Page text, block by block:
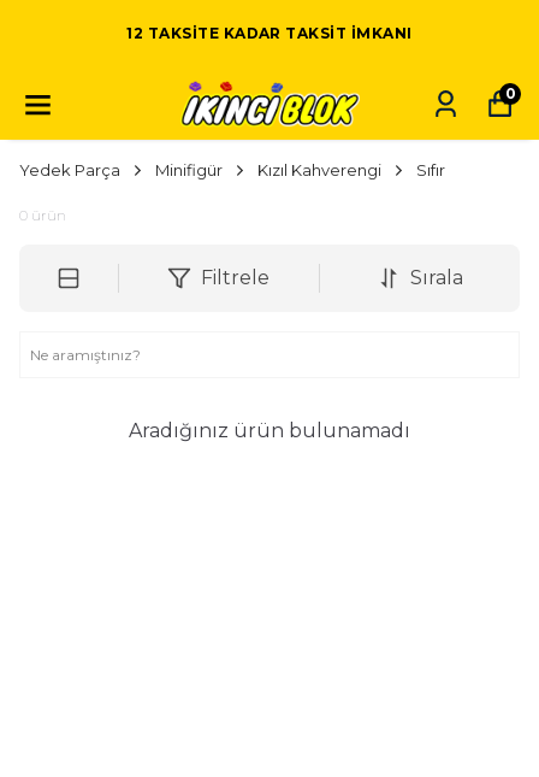
12 TAKSITE KADAR TAKSIT IMKANI
0
Yedek Parça Minifigür Kızıl Kahverengi Sıfır
0 ürün
Filtrele Sırala
Aradığınız ürün bulunamadı